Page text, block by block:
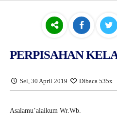
PERPISAHAN
Sel, 30 April 2019 Dibaca 535x
Asalamu’alaikum Wr.Wb.